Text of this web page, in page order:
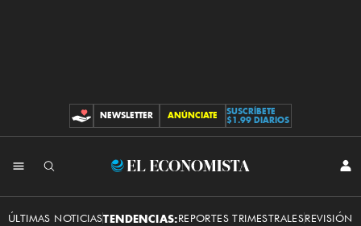
CONTRIBUCIONES
NEWSLETTER ANÚNCIATE
SUSCRÍBETE
$1.99 DIARIOS
El
ÚLTIMAS NOTICIASTENDENCIAS:REPORTES TRIMESTRALESREVISIÓN